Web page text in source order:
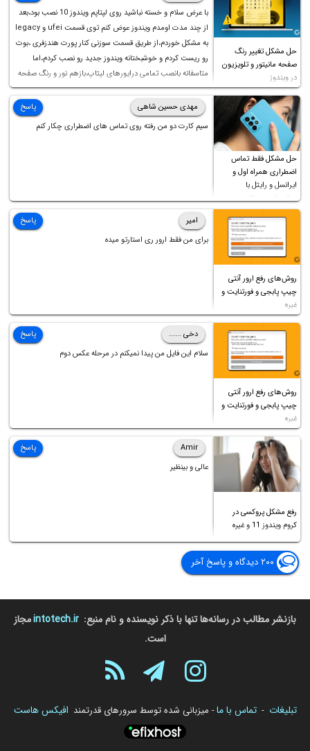
حل مشکل تغییر رنگ
صفحه مانیتور و تلویزیون
در ویندوز
با عرض سلام و خسته نباشید روی لپتاپم ویندوز 10 نصب بود،بعد
از چند مدت اومدم ویندوز عوض کنم توی قسمت ufei و legacy
به مشکل خوردم،از طریق قسمت سوزنی کنار پورت هندزفری ،بوت
رو ریست کردم و خوشبختانه ویندوز جدید رو نصب کردم،اما
متاسفانه بانصب تمامی درایورهای لپتاپ،بازهم نور و رنگ صفحه
چه موقع کار چه موقع پخش فیلم مثل سابق نیست(نور زیاده و بی
کیفیت)،با ابدیت کردن کارت گرافیک،کالیبره کردن و غیره هم نور و
رنگ درست نشد (انگار تصویر ماته)، خواهشمند است راهنمایی
فرمایید باتشکر
حل مشکل فقط تماس
اضطراری همراه اول و
ایرانسل و رایتل با
روش‌های مختلف
مهدی حسین شاهی
سیم کارت دو من رفته روی تماس های اضطراری چکار کنم
پاسخ
روش‌های رفع ارور آنتی
چیپ پابجی و فورتنایت و
غیره
امیر
برای من فقط ارور ری استارتو میده
پاسخ
روش‌های رفع ارور آنتی
چیپ پابجی و فورتنایت و
غیره
دخی ......
سلام این فایل من پیدا نمیکنم در مرحله عکس دوم
پاسخ
رفع مشکل پروکسی در
کروم ویندوز 11 و غیره
Amir
عالی و بینظیر
پاسخ
۲۰۰ دیدگاه و پاسخ آخر
بازنشر مطالب در رسانه‌ها تنها با ذکر نویسنده و نام منبع: intotech.irمجاز
است.
تبلیغات - تماس با ما- میزبانی شده توسط سرورهای قدرتمند افیکس هاست